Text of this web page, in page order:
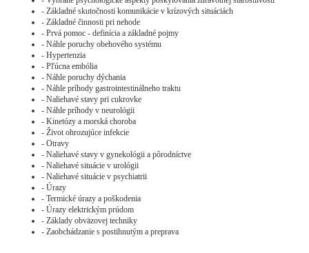
- Základné skutočnosti komunikácie v krízových situáciách
- Základné činnosti pri nehode
- Prvá pomoc - definícia a základné pojmy
- Náhle poruchy obehového systému
- Hypertenzia
- Pľúcna embólia
- Náhle poruchy dýchania
- Náhle príhody gastrointestinálneho traktu
- Naliehavé stavy pri cukrovke
- Náhle príhody v neurológii
- Kinetózy a morská choroba
- Život ohrozujúce infekcie
- Otravy
- Naliehavé stavy v gynekológii a pôrodníctve
- Naliehavé situácie v urológii
- Naliehavé situácie v psychiatrii
- Úrazy
- Termické úrazy a poškodenia
- Úrazy elektrickým prúdom
- Základy obväzovej techniky
- Zaobchádzanie s postihnutým a preprava